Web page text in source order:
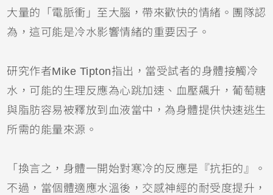
大量的「電脈衝」至大腦，帶來歡快的情緒。團隊認
為，這可能是冷水影響情緒的重要因子。
研究作者Mike Tipton指出，當受試者的身體接觸冷
水，可能的生理反應為心跳加速、血壓飆升，葡萄糖
與脂肪容易被釋放到血液當中，為身體提供快速逃生
所需的能量來源。
「換言之，身體一開始對寒冷的反應是『抗拒的』。
不過，當個體適應水溫後，交感神經的耐受度提升，